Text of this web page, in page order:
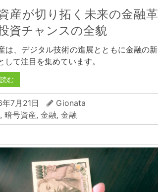
産が切り拓く未来の金融革
資チャンスの全貌
は、デジタル技術の進展とともに金融の新
して注目を集めています。
む
7月21日
Gionata
, 暗号資産,金融,金融